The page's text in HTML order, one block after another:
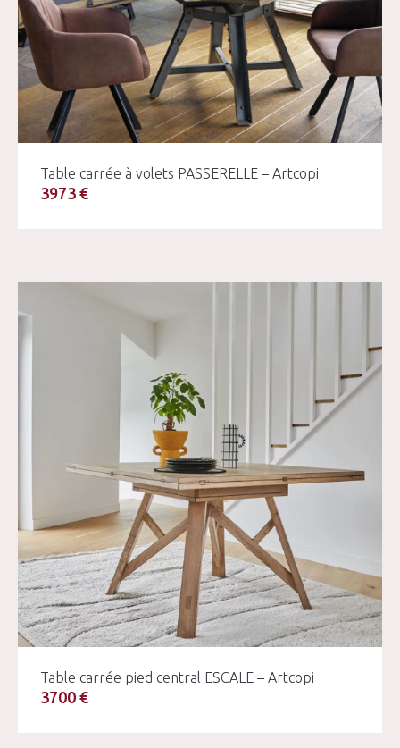
Table carrée à volets PASSERELLE – Artcopi
3973 €
Table carrée pied central ESCALE – Artcopi
3700 €